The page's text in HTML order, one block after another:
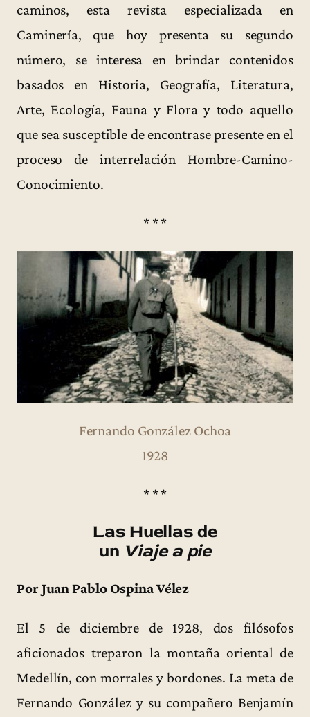
caminos, esta revista especializada en
Caminería, que hoy presenta su segundo
número, se interesa en brindar contenidos
basados en Historia, Geografía, Literatura,
Arte, Ecología, Fauna y Flora y todo aquello
que sea susceptible de encontrase presente en el
proceso de interrelación Hombre-Camino-
Conocimiento.
* * *
Fernando González Ochoa
1928
* * *
Las Huellas de
un Viaje a pie
Por Juan Pablo Ospina Vélez
El 5 de diciembre de 1928, dos filósofos
aficionados treparon la montaña oriental de
Medellín, con morrales y bordones. La meta de
Fernando González y su compañero Benjamín